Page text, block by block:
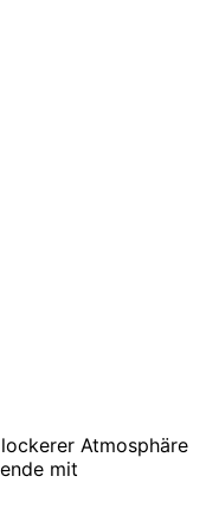
Atmosphäre
mit